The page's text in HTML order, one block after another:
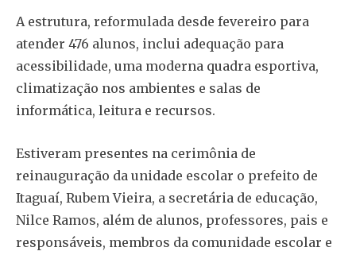
A estrutura, reformulada desde fevereiro para
atender 476 alunos, inclui adequação para
acessibilidade, uma moderna quadra esportiva,
climatização nos ambientes e salas de
informática, leitura e recursos.
Estiveram presentes na cerimônia de
reinauguração da unidade escolar o prefeito de
Itaguaí, Rubem Vieira, a secretária de educação,
Nilce Ramos, além de alunos, professores, pais e
responsáveis, membros da comunidade escolar e